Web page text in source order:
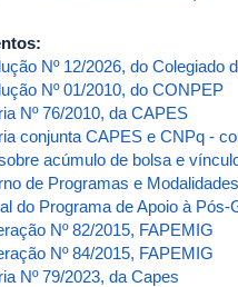
Nº 12/2026, do Colegiado
Nº 01/2010, do CONPEP
Nº 76/2010, da CAPES
conjunta CAPES e CNPq -
acúmulo de bolsa e
de Programas e
do Programa de Apoio à
Nº 82/2015, FAPEMIG
Nº 84/2015, FAPEMIG
Nº 79/2023, da Capes